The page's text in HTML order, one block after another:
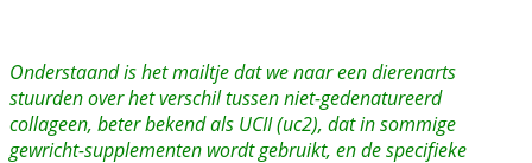
Onderstaand is het mailtje dat we naar een dierenarts
stuurden over het verschil tussen niet-gedenatureerd
collageen, beter bekend als UCII (uc2), dat in sommige
gewricht-supplementen wordt gebruikt, en de specifieke